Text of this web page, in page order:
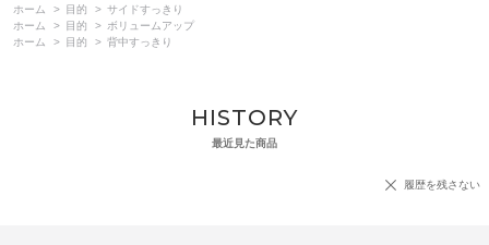
ホーム
> 目的 > サイドすっきり
ホーム
> 目的 > ボリュームアップ
ホーム
> 目的 > 背中すっきり
HISTORY
最近見た商品
履歴を残さない